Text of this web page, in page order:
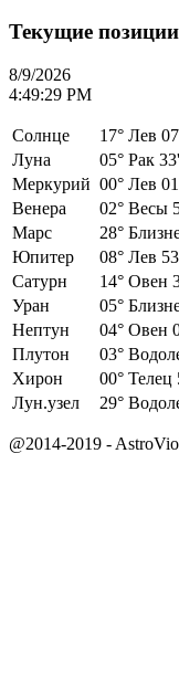
Текущие
8/9/2026
4:49:29 PM
Солнце 17° Лев
Луна
05° Рак
Меркурий 00° Лев
Венера
02° Весы
Марс
28°
Юпитер
08° Лев
Сатурн
14° Овен
Уран
05°
Нептун
04° Овен
Плутон
03°
Хирон
00° Телец
Лун.узел
29°
@2014-2019 -